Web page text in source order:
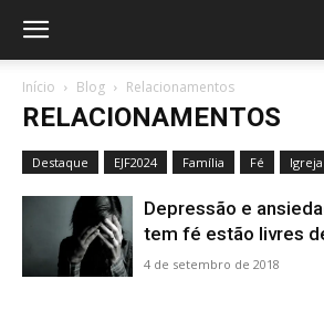
Início Blog Relacionamentos
RELACIONAMENTOS
Destaque EJF2024 Família Fé Igreja
Depressão e
tem fé estão livres
4 de setembro de 2018